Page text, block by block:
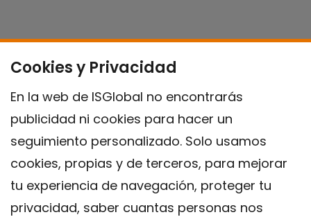
Cookies y Privacidad
En la web de ISGlobal no encontrarás
publicidad ni cookies para hacer un
seguimiento personalizado. Solo usamos
cookies, propias y de terceros, para mejorar
tu experiencia de navegación, proteger tu
privacidad, saber cuantas personas nos